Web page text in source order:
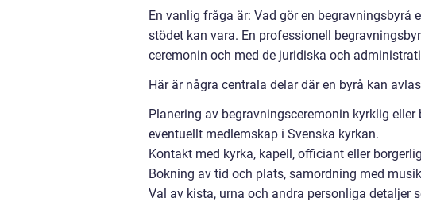
En vanlig fråga är: Vad gör en
stödet kan vara. En professionell
ceremonin och med de juridiska och
Här är några centrala delar där en byrå kan
Planering av begravningsceremonin kyrklig
eventuellt medlemskap i Svenska kyrkan.
Kontakt med kyrka, kapell, officiant eller
Bokning av tid och plats, samordning med
Val av kista, urna och andra personliga detaljer